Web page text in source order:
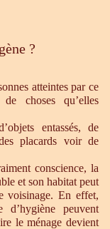
?
atteintes par ce
choses qu’elles
entassés, de
placards voir de
conscience, la
et son habitat peut
voisinage. En effet,
d’hygiène peuvent
le ménage devient